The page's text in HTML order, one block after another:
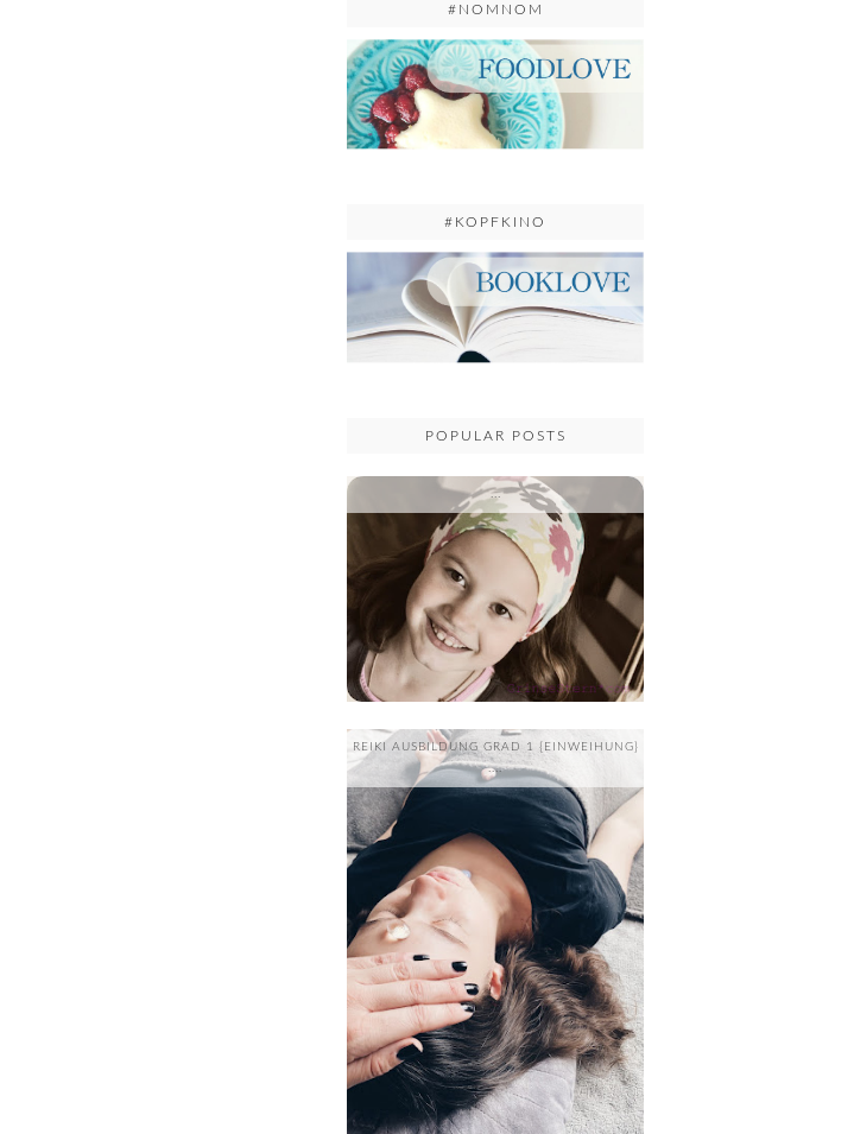
#NOMNOM
#KOPFKINO
POPULAR POSTS
...
REIKI AUSBILDUNG GRAD 1 {EINWEIHUNG}
....